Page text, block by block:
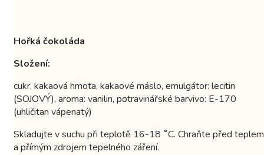
Hořká čokoláda
Složení:
cukr, kakaová hmota, kakaové máslo, emulgátor: lecitin
(SOJOVÝ), aroma: vanilin, potravinářské barvivo: E-170
(uhličitan vápenatý)
Skladujte v suchu při teplotě 16-18 ˚C. Chraňte před teplem
a přímým zdrojem tepelného záření.